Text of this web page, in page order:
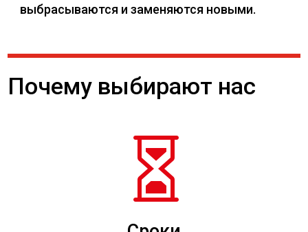
выбрасываются и заменяются новыми.
Почему выбирают нас
